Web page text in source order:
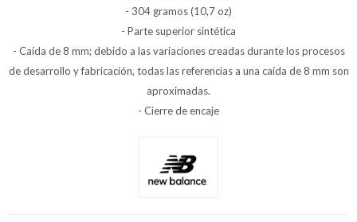
- 304 gramos (10,7 oz)
- Parte superior sintética
- Caída de 8 mm; debido a las variaciones creadas durante los procesos
de desarrollo y fabricación, todas las referencias a una caída de 8 mm son
aproximadas.
- Cierre de encaje